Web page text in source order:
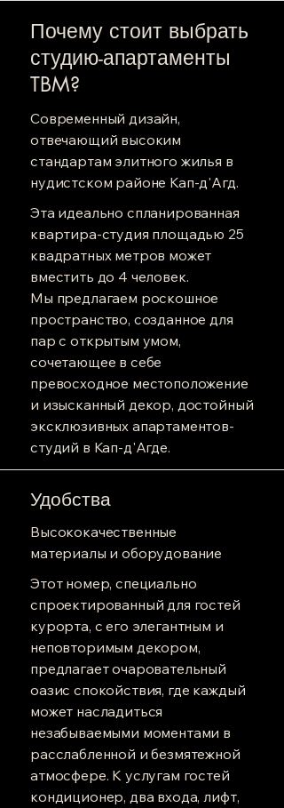
Почему стоит выбрать
студию-апартаменты
TBM?
Современный дизайн,
отвечающий высоким
стандартам элитного жилья в
нудистском районе Кап-д'Агд.
Эта идеально спланированная
квартира-студия площадью 25
квадратных метров может
вместить до 4 человек.
Мы предлагаем роскошное
пространство, созданное для
пар с открытым умом,
сочетающее в себе
превосходное местоположение
и изысканный декор, достойный
эксклюзивных апартаментов-
студий в Кап-д'Агде.
Удобства
Высококачественные
материалы и оборудование
Этот номер, специально
спроектированный для гостей
курорта, с его элегантным и
неповторимым декором,
предлагает очаровательный
оазис спокойствия, где каждый
может насладиться
незабываемыми моментами в
расслабленной и безмятежной
атмосфере. К услугам гостей
кондиционер, два входа, лифт,